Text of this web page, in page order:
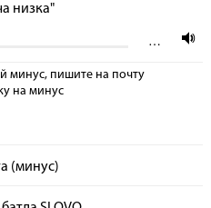
низка"
…
минус, пишите на почту
на минус
(минус)